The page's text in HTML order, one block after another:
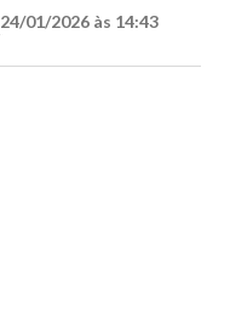
24/01/2026 às 14:43